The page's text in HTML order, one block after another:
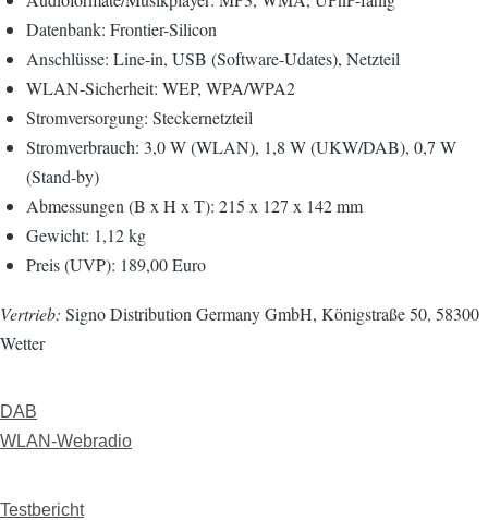
Datenbank: Frontier-Silicon
Anschlüsse: Line-in, USB (Software-Udates), Netzteil
WLAN-Sicherheit: WEP, WPA/WPA2
Stromversorgung: Steckernetzteil
Stromverbrauch: 3,0 W (WLAN), 1,8 W (UKW/DAB), 0,7 W
(Stand-by)
Abmessungen (B x H x T): 215 x 127 x 142 mm
Gewicht: 1,12 kg
Preis (UVP): 189,00 Euro
Vertrieb: Signo Distribution Germany GmbH, Königstraße 50, 58300
Wetter
DAB
WLAN-Webradio
Testbericht